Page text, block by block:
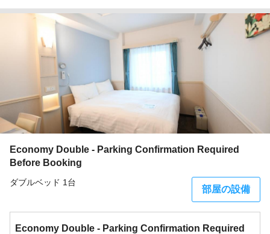
Economy Double - Parking Confirmation Required
Before Booking
ダブルベッド 1台
部屋の設備
Economy Double - Parking Confirmation Required